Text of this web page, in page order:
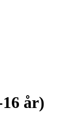
år)